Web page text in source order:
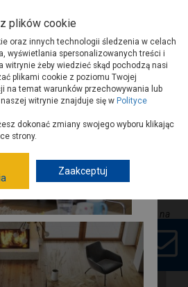
Wykończenie
Podłogi
podłogowe
pod panele
trwałość podłogi, chroniąc zamki
podłogowe, pozwalają
nawet o kilkaset złotych rocznie.
minerałów i poliuretanu
zyskują coraz większą popularność na
w domu o czyste
plików cookie
oraz innych technologii śledzenia w celach
wyświetlania spersonalizowanych treści i
żeby wiedzieć skąd pochodzą nasi
plikami cookie z poziomu Twojej
na temat warunków przechowywania lub
witrynie znajduje się w Polityce
dokonać zmiany swojego wyboru klikając
strony.
Zaakceptuj